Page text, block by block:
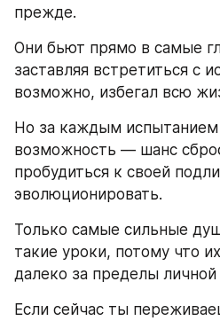
прежде.
Они бьют прямо в самые
заставляя встретиться с
возможно, избегал всю
Но за каждым испытанием
возможность — шанс
пробудиться к своей
эволюционировать.
Только самые сильные
такие уроки, потому что
далеко за пределы
Если сейчас ты